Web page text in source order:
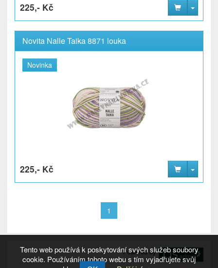
225,- Kč
Novita Nalle Taika 8871 louka
Novinka
225,- Kč
1
Tento web používá k poskytování svých služeb soubory
cookie. Používáním tohoto webu s tím vyjadřujete svůj